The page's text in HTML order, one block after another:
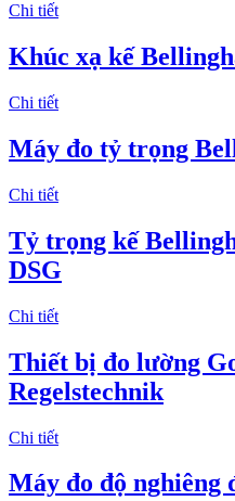
Chi tiết
Khúc xạ kế
Chi tiết
Máy đo tỷ trọng
Chi tiết
Tỷ trọng kế
DSG
Chi tiết
Thiết bị đo lường
Regelstechnik
Chi tiết
Máy đo độ nghiêng